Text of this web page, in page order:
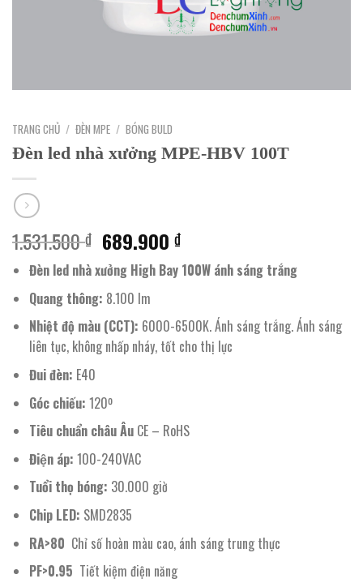
TRANG CHỦ / ĐÈN MPE / BÓNG BULD
Đèn led nhà xưởng MPE-HBV 100T
1.531.500₫ Giá
gốc
là:
1.531.500 ₫.
689.900₫Giá
hiện
tại
689.900 ₫.
Đèn led nhà xưởng High Bay 100W ánh sáng trắng
Quang thông: 8.100 lm
Nhiệt độ màu (CCT): 6000-6500K. Ánh sáng trắng. Ánh sáng
liên tục, không nhấp nháy, tốt cho thị lực
Đui đèn: E40
Góc chiếu: 120º
Tiêu chuẩn châu ÂuCE – RoHS
Điện áp: 100-240VAC
Tuổi thọ bóng: 30.000 giờ
Chip LED: SMD2835
RA>80 Chỉ số hoàn màu cao, ánh sáng trung thực
PF>0.95 Tiết kiệm điện năng